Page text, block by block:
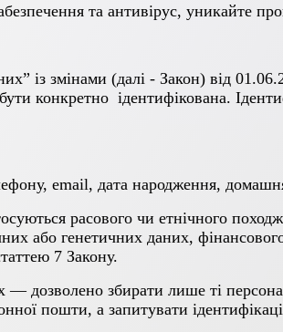
та антивірус, уникайте
із змінами (далі - Закон) від
конкретно ідентифікована.
email, дата народження,
расового чи етнічного
або генетичних даних,
7 Закону.
дозволено збирати лише ті
пошти, а запитувати